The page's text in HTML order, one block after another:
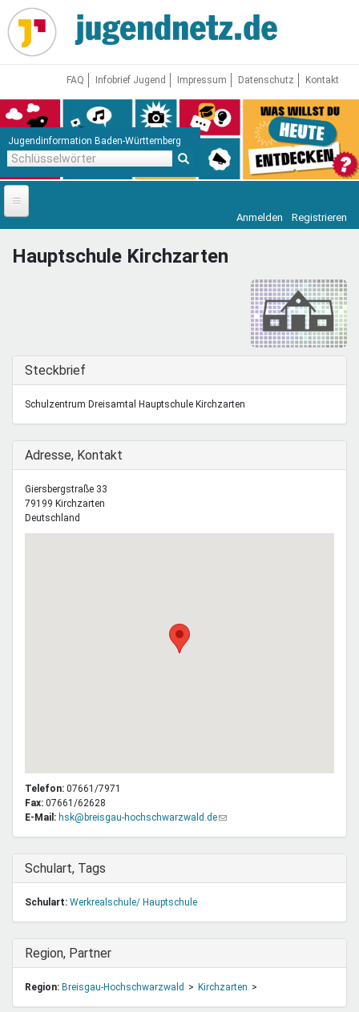
Direkt
zum
Inhalt
FAQ Infobrief Jugend Impressum Datenschutz Kontakt
Jugendinformation Baden-Württemberg
Startseite
News
Mentoren & Projekte
Schule & Beruf
Anmelden Registrieren
Hauptschule Kirchzarten
Ausblenden
Steckbrief
Schulzentrum Dreisamtal Hauptschule Kirchzarten
Ausblenden
Adresse, Kontakt
Giersbergstraße 33
79199 Kirchzarten
Deutschland
Telefon: 07661/7971
Fax: 07661/62628
E-Mail: hsk@breisgau-hochschwarzwald.de(Link
Ausblenden
Schulart, Tags
Schulart: Werkrealschule/ Hauptschule
Ausblenden
Region, Partner
Region: Breisgau-Hochschwarzwald Kirchzarten